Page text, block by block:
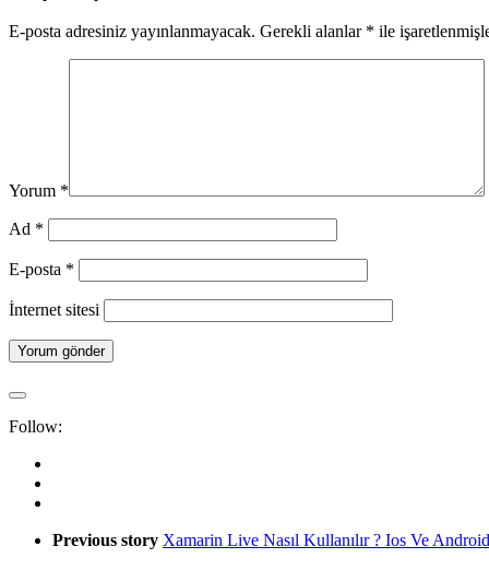
E-posta adresiniz yayınlanmayacak. Gerekli alanlar * ile
Yorum *
Ad *
E-posta *
İnternet sitesi
Follow:
Previous story Xamarin Live Nasıl Kullanılır ? Ios Ve